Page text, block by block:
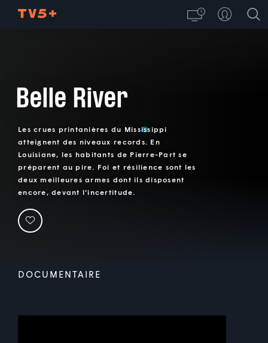
Belle River
Les crues printanières du Mississippi
atteignent des niveaux records. En
Louisiane, les habitants de Pierre-Part se
préparent au pire. Foi et résilience sont les
deux meilleures armes dont ils disposent
encore, devant l'incertitude.
DOCUMENTAIRE